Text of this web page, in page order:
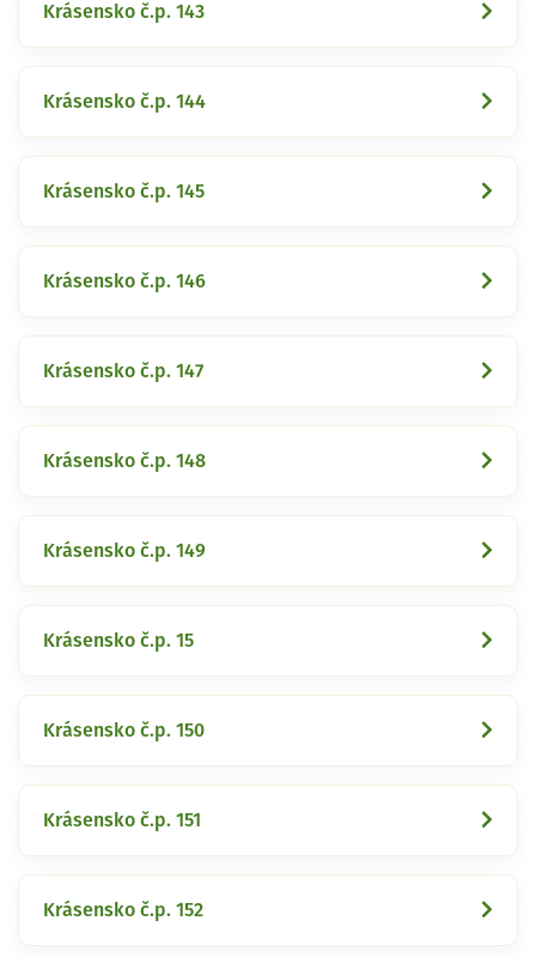
Krásensko č.p. 143
Krásensko č.p. 144
Krásensko č.p. 145
Krásensko č.p. 146
Krásensko č.p. 147
Krásensko č.p. 148
Krásensko č.p. 149
Krásensko č.p. 15
Krásensko č.p. 150
Krásensko č.p. 151
Krásensko č.p. 152